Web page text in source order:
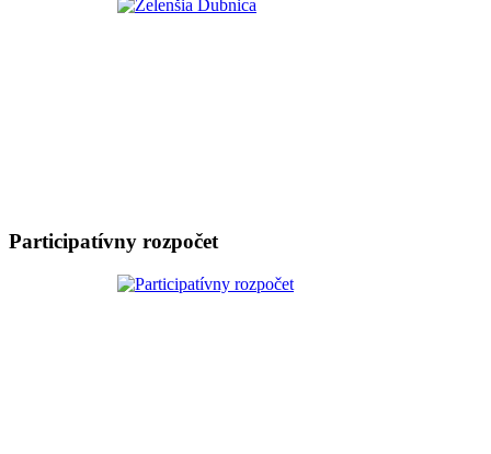
Participatívny rozpočet